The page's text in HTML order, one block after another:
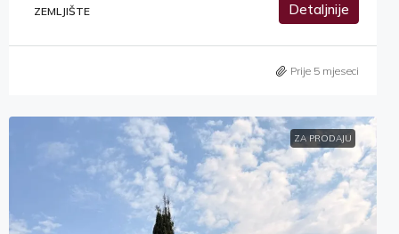
ZEMLJIŠTE Detaljnije
Prije 5 mjeseci
ZA PRODAJU